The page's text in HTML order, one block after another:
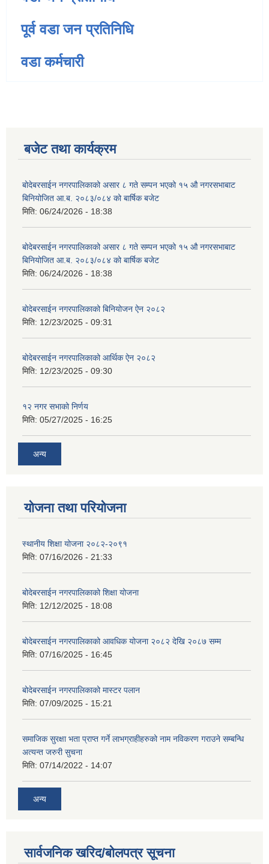
पूर्व वडा जन प्रतिनिधि
वडा कर्मचारी
बजेट तथा कार्यक्रम
बोदेबरसाईन नगरपालिकाको असार ८ गते सम्पन भएको १५ ‍‍‍औ नगरसभाबाट
बिनियोजित आ.ब. २०८३/०८४ को बार्षिक बजेट
मिति: 06/24/2026 - 18:38
बोदेबरसाईन नगरपालिकाको असार ८ गते सम्पन भएको १५ ‍‍‍औ नगरसभाबाट
बिनियोजित आ.ब. २०८३/०८४ को बार्षिक बजेट
मिति: 06/24/2026 - 18:38
बोदेबरसाईन नगरपालिकाको बिनियोजन ऐन २०८२
मिति: 12/23/2025 - 09:31
बोदेबरसाईन नगरपालिकाको आर्थिक ऐन २०८२
मिति: 12/23/2025 - 09:30
१२ नगर सभाको निर्णय
मिति: 05/27/2025 - 16:25
अन्य
योजना तथा परियोजना
स्थानीय शिक्षा योजना २०८२-२०९१
मिति: 07/16/2026 - 21:33
बोदेबरसाईन नगरपालिकाको शिक्षा योजना
मिति: 12/12/2025 - 18:08
बोदेबरसाईन नगरपालिकाको आवधिक योजना २०८२ देखि २०८७ सम्म
मिति: 07/16/2025 - 16:45
बोदेबरसाईन नगरपालिकाको मास्टर पलान
मिति: 07/09/2025 - 15:21
समाजिक सुरक्षा भता प्राप्त गर्ने लाभग्राहीहरुको नाम नविकरण गराउने सम्बन्धि
अत्यन्त जरुरी सुचना
मिति: 07/14/2022 - 14:07
अन्य
सार्वजनिक खरिद/बोलपत्र सूचना